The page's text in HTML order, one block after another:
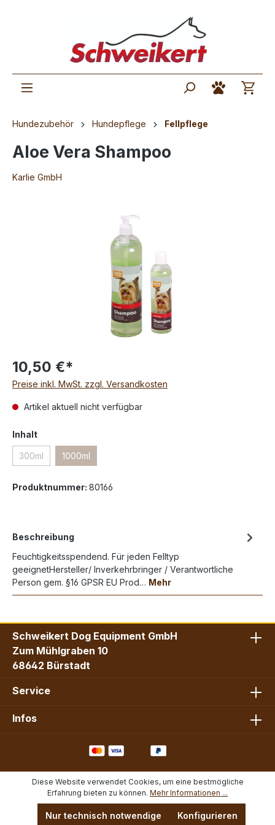
Hundezubehör Hundepflege Fellpflege
Aloe Vera Shampoo
Karlie GmbH
10,50 €*
Preise inkl. MwSt. zzgl. Versandkosten
Artikel aktuell nicht verfügbar
Inhalt
300ml 1000ml
Produktnummer: 80166
Beschreibung
Feuchtigkeitsspendend. Für jeden Felltyp
geeignetHersteller/ Inverkehrbringer / Verantwortliche
Person gem. §16 GPSR EU Prod… Mehr
Schweikert Dog Equipment GmbH
Zum Mühlgraben 10
68642 Bürstadt
Service
Infos
Diese Website verwendet Cookies, um eine bestmögliche
Erfahrung bieten zu können. Mehr Informationen ...
Nur technisch notwendige Konfigurieren